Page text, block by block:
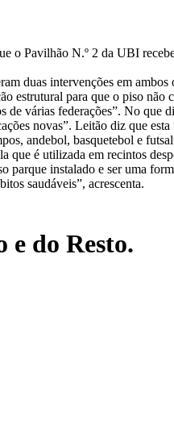
o Pavilhão N.º 2 da UBI
duas intervenções em
para que o piso não
várias federações”. No
novas”. Leitão diz que
andebol, basquetebol e
é utilizada em recintos
instalado e ser uma
saudáveis”, acrescenta.
e do Resto.